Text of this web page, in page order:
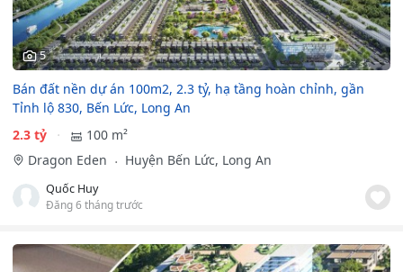
5
Bán đất nền dự án 100m2, 2.3 tỷ, hạ tầng hoàn chỉnh, gần
Tỉnh lộ 830, Bến Lức, Long An
2.3 tỷ
100 m²
Dragon Eden
Huyện Bến Lức, Long An
Quốc Huy
Đăng 6 tháng trước